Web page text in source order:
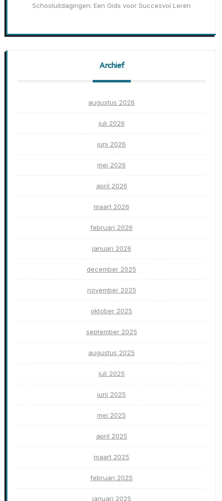
Schooluitdagingen: Een Gids voor Succesvol Leren
Archief
augustus 2026
juli 2026
juni 2026
mei 2026
april 2026
maart 2026
februari 2026
januari 2026
december 2025
november 2025
oktober 2025
september 2025
augustus 2025
juli 2025
juni 2025
mei 2025
april 2025
maart 2025
februari 2025
januari 2025